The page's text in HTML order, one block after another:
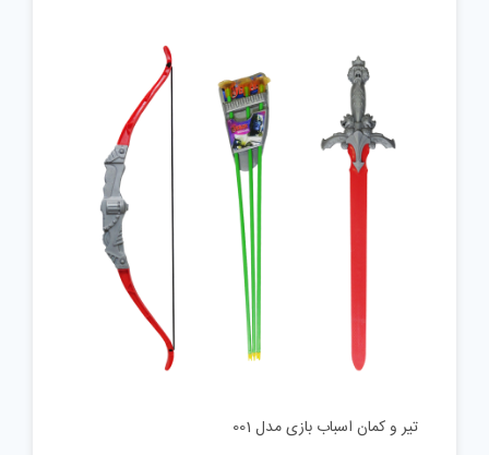
تیر و کمان اسباب بازی مدل 001